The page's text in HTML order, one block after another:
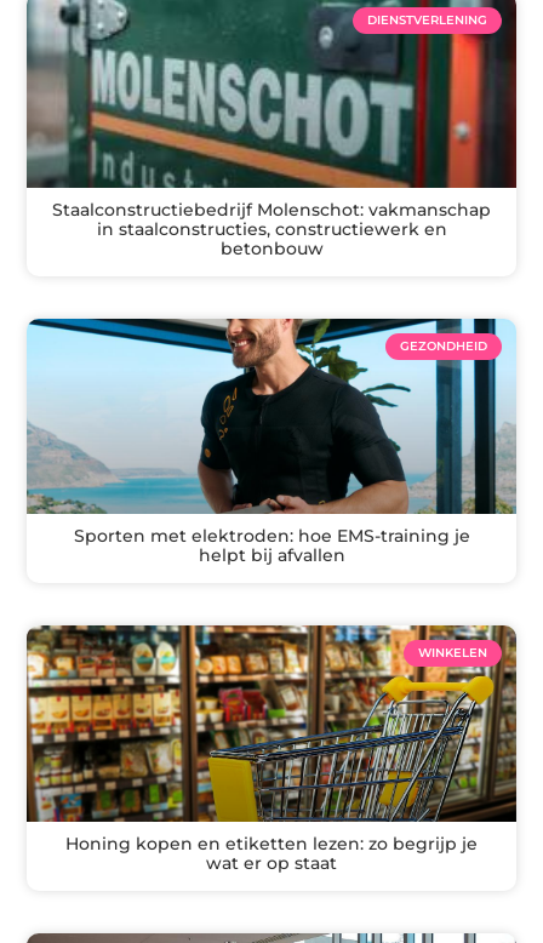
DIENSTVERLENING
Staalconstructiebedrijf Molenschot: vakmanschap
in staalconstructies, constructiewerk en
betonbouw
GEZONDHEID
Sporten met elektroden: hoe EMS-training je
helpt bij afvallen
WINKELEN
Honing kopen en etiketten lezen: zo begrijp je
wat er op staat